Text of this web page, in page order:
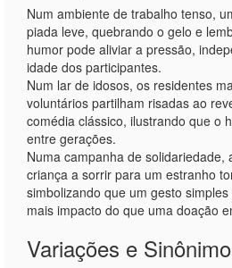
Num ambiente de trabalho tenso,
piada leve, quebrando o gelo e
humor pode aliviar a pressão,
idade dos participantes.
Num lar de idosos, os residentes
voluntários partilham risadas ao
comédia clássico, ilustrando que o
entre gerações.
Numa campanha de solidariedade,
criança a sorrir para um estranho
simbolizando que um gesto
mais impacto do que uma doação
Variações e